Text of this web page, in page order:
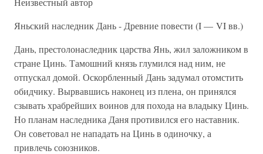
Яньский наследник Дань - Древние повести (I — VI вв.)
Дань, престолонаследник царства Янь, жил заложником в
стране Цинь. Тамошний князь глумился над ним, не
отпускал домой. Оскор­бленный Дань задумал отомстить
обидчику. Вырвавшись наконец из плена, он принялся
сзывать храбрейших воинов для похода на влады­ку Цинь.
Но планам наследника Даня противился его наставник.
Он советовал не нападать на Цинь в одиночку, а
привлечь союзников.